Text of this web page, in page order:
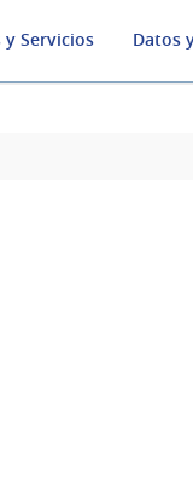
y Servicios Datos